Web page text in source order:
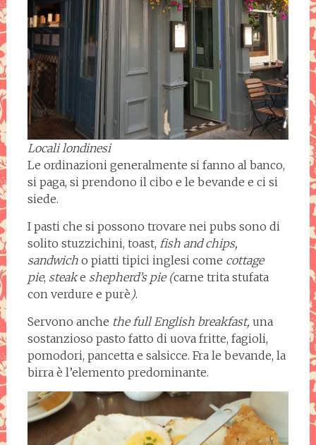
Locali londinesi
Le ordinazioni generalmente si fanno al banco,
si paga, si prendono il cibo e le bevande e ci si
siede.
I pasti che si possono trovare nei pubs sono di
solito stuzzichini, toast, fish and chips,
sandwich o piatti tipici inglesi come cottage
pie, steake shepherd’s pie (carne trita stufata
con verdure e purè ).
Servono anche the full English breakfast, una
sostanzioso pasto fatto di uova fritte, fagioli,
pomodori, pancetta e salsicce. Fra le bevande, la
birra è l’elemento predominante.